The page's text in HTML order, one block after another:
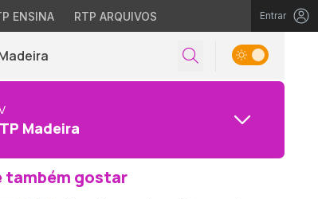
ENSINA RTP ARQUIVOS Entrar
Madeira
também gostar